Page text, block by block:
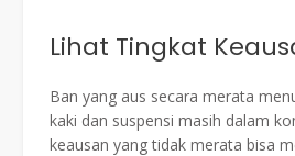
Lihat Tingkat
Ban yang aus secara merata
kaki dan suspensi masih dalam
keausan yang tidak merata bisa